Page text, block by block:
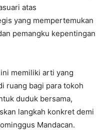
atas
yang mempertemukan
pemangku kepentingan
memiliki arti yang
ruang bagi para tokoh
duduk bersama,
langkah konkret demi
Mandacan.